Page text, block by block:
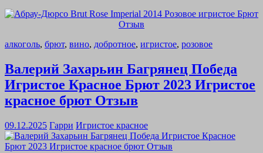
алкоголь, брют, вино, добротное, игристое, розовое
Валерий Захарьин Багрянец Победа
Игристое Красное Брют 2023 Игристое
красное брют Отзыв
09.12.2025 Гарри Игристое красное